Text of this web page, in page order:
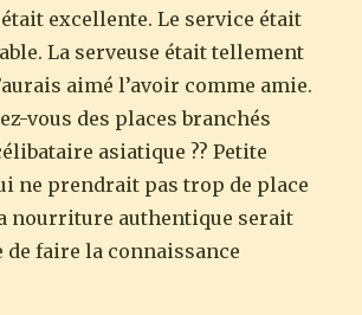
excellente. Le service était
La serveuse était tellement
aimé l’avoir comme amie.
vous des places branchés
asiatique ?? Petite
ne prendrait pas trop de place
nourriture authentique serait
de faire la connaissance